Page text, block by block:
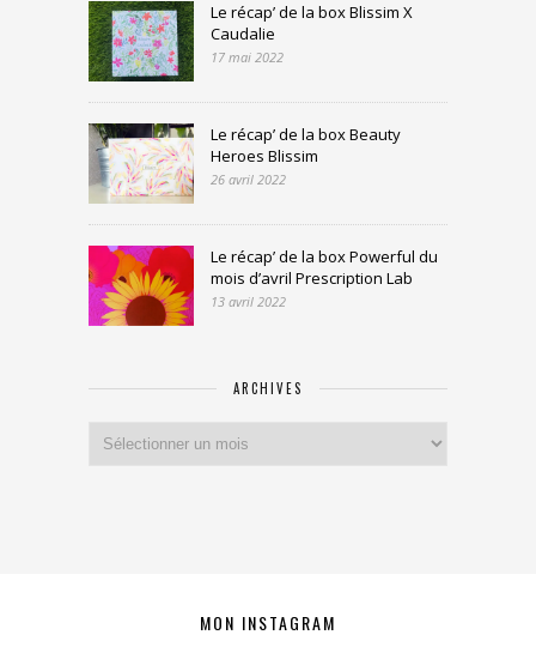
Le récap’ de la box Blissim X
Caudalie
17 mai 2022
Le récap’ de la box Beauty
Heroes Blissim
26 avril 2022
Le récap’ de la box Powerful du
mois d’avril Prescription Lab
13 avril 2022
ARCHIVES
MON INSTAGRAM